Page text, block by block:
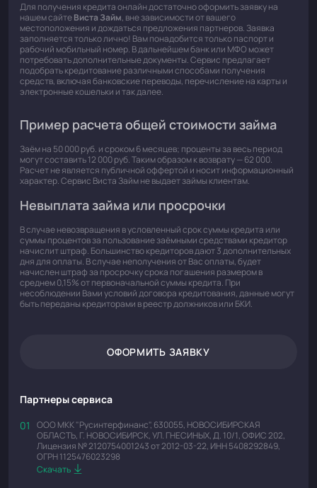
Для получения кредита онлайн достаточно оформить заявку на
нашем сайтеВиста Займ, вне зависимости от вашего
местоположения и дождаться предложения партнеров. Заявка
заполняется только лично! Вам понадобится только паспорт и
рабочий мобильный номер. В дальнейшем банк или МФО может
потребовать дополнительные документы. Сервис предлагает
подобрать кредитование различными способами получения
средств, включая банковские переводы, перечисление на карты и
электронные кошельки и так далее.
Пример расчета общей стоимости займа
Заём на 50 000 руб. и сроком 6 месяцев; проценты за весь период
могут составить 12 000 руб. Таким образом к возврату — 62 000.
Расчет не является публичной оффертой и носит информационный
характер. Сервис Виста Займ не выдает займы клиентам.
Невыплата займа или просрочки
В случае невозвращения в условленный срок суммы кредита или
суммы процентов за пользование заёмными средствами кредитор
начислит штраф. Большинство кредиторов дают 3 дополнительных
дня для оплаты. В случае неполучения от Вас оплаты, будет
начислен штраф за просрочку срока погашения размером в
среднем 0,15% от первоначальной суммы кредита. При
несоблюдении Вами условий договора кредитования, данные могут
быть переданы кредиторами в реестр должников или БКИ.
ОФОРМИТЬ ЗАЯВКУ
Партнеры сервиса
ООО МКК "Русинтерфинанс", 630055, НОВОСИБИРСКАЯ
ОБЛАСТЬ, Г. НОВОСИБИРСК, УЛ. ГНЕСИНЫХ, Д. 10/1, ОФИС 202,
Лицензия № 2120754001243 от 2012-03-22, ИНН 5408292849,
ОГРН 1125476023298
Скачать